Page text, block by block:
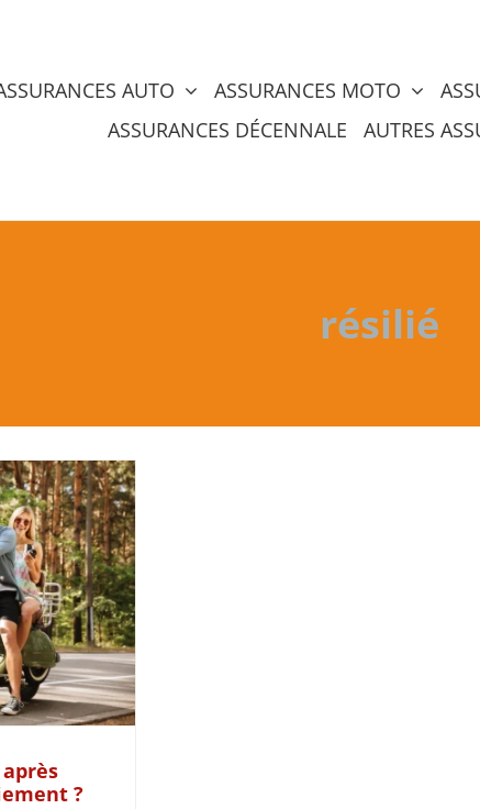
AUTO ASSURANCES MOTO
ASSURANCES DÉCENNALE
AUTRES
résilié
?